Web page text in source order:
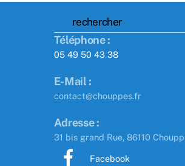
Téléphone :
05 49 50 43 38
E-Mail :
contact@chouppes.fr
Adresse :
31 bis grand Rue, 86110
Facebook